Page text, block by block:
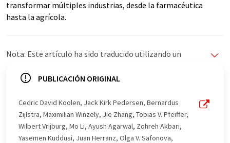
transformar múltiples industrias, desde la farmacéutica
hasta la agrícola.
Nota: Este artículo ha sido traducido utilizando un
ofrece estas traducciones automáticas para presentar
este artículo ha sido traducido con traducción
automática, es posible que contenga errores de
vocabulario, sintaxis o gramática. El artículo original en
Inglés se puede encontraraquí.
PUBLICACIÓN ORIGINAL
Cedric David Koolen, Jack Kirk Pedersen, Bernardus
Zijlstra, Maximilian Winzely, Jie Zhang, Tobias V. Pfeiffer,
Wilbert Vrijburg, Mo Li, Ayush Agarwal, Zohreh Akbari,
Yasemen Kuddusi, Juan Herranz, Olga V. Safonova,